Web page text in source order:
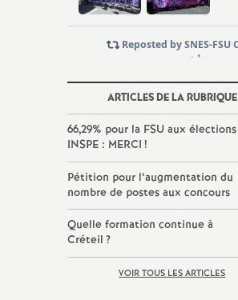
ARTICLES DE LA RUBRIQUE
66,29% pour la FSUaux élections
INSPE: MERCI !
Pétition pour l’augmentation du
nombre de postes aux concours
Quelle formation continue à
Créteil ?
VOIR TOUS LES ARTICLES